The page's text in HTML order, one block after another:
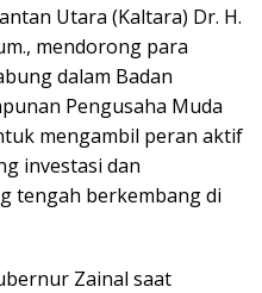
Utara (Kaltara) Dr. H.
mendorong para
dalam Badan
Pengusaha Muda
mengambil peran aktif
investasi dan
tengah berkembang di
Zainal saat